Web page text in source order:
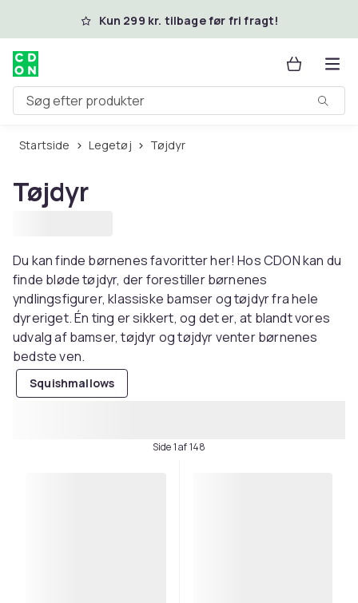
Spring til hovedindhold
Kun 299 kr. tilbage før fri fragt!
Søg efter produkter
Startside Legetøj Tøjdyr
Tøjdyr
Du kan finde børnenes favoritter her! Hos CDON kan du
finde bløde tøjdyr, der forestiller børnenes
yndlingsfigurer, klassiske bamser og tøjdyr fra hele
dyreriget. Én ting er sikkert, og det er, at blandt vores
udvalg af bamser, tøjdyr og tøjdyr venter børnenes
bedste ven.
Squishmallows
Side 1 af 148